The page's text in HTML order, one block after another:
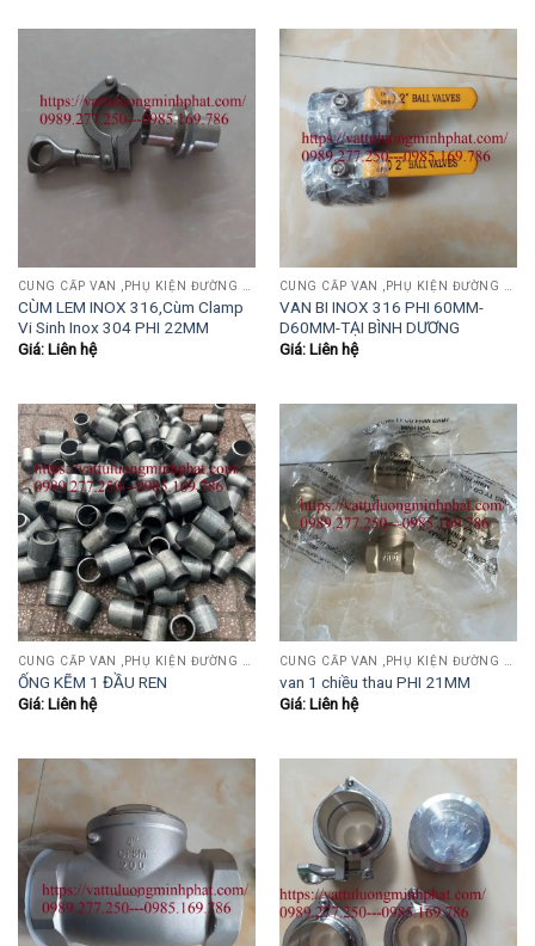
CÙM LEM INOX 316,Cùm Clamp
Vi Sinh Inox 304 PHI 22MM
Giá: Liên hệ
VAN BI INOX 316 PHI 60MM-
D60MM-TẠI BÌNH DƯƠNG
Giá: Liên hệ
ỐNG KẼM 1 ĐẦU REN
Giá: Liên hệ
van 1 chiều thau PHI 21MM
Giá: Liên hệ